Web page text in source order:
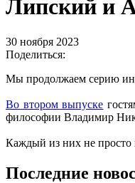
Липский и
30 ноября 2023
Поделиться:
Мы продолжаем серию
Во втором выпуске
философии Владимир
Каждый из них не просто
Последние